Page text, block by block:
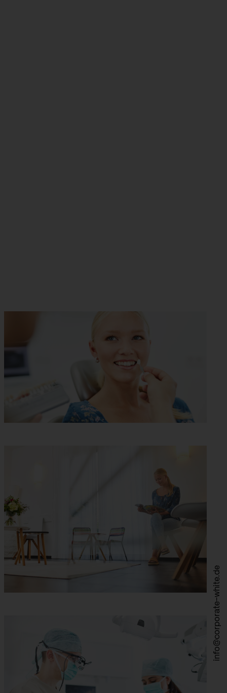
info@corporate-white.de